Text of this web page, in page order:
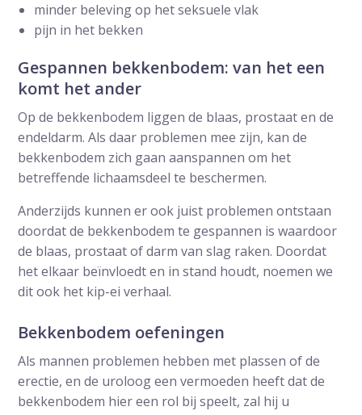
minder beleving op het seksuele vlak
pijn in het bekken
Gespannen bekkenbodem: van het een
komt het ander
Op de bekkenbodem liggen de blaas, prostaat en de
endeldarm. Als daar problemen mee zijn, kan de
bekkenbodem zich gaan aanspannen om het
betreffende lichaamsdeel te beschermen.
Anderzijds kunnen er ook juist problemen ontstaan
doordat de bekkenbodem te gespannen is waardoor
de blaas, prostaat of darm van slag raken. Doordat
het elkaar beïnvloedt en in stand houdt, noemen we
dit ook het kip-ei verhaal.
Bekkenbodem oefeningen
Als mannen problemen hebben met plassen of de
erectie, en de uroloog een vermoeden heeft dat de
bekkenbodem hier een rol bij speelt, zal hij u